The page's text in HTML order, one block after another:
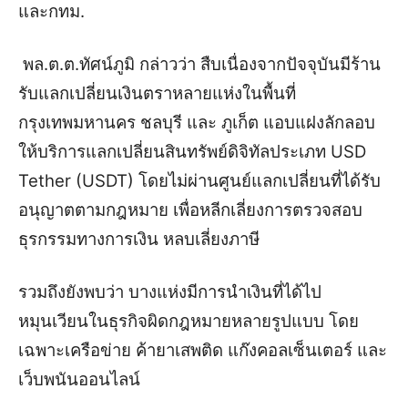
และกทม.
พล.ต.ต.ทัศน์ภูมิ กล่าวว่า สืบเนื่องจากปัจจุบันมีร้าน
รับแลกเปลี่ยนเงินตราหลายแห่งในพื้นที่
กรุงเทพมหานคร ชลบุรี และ ภูเก็ต แอบแฝงลักลอบ
ให้บริการแลกเปลี่ยนสินทรัพย์ดิจิทัลประเภท USD
Tether (USDT) โดยไม่ผ่านศูนย์แลกเปลี่ยนที่ได้รับ
อนุญาตตามกฎหมาย เพื่อหลีกเลี่ยงการตรวจสอบ
ธุรกรรมทางการเงิน หลบเลี่ยงภาษี
รวมถึงยังพบว่า บางแห่งมีการนำเงินที่ได้ไป
หมุนเวียนในธุรกิจผิดกฎหมายหลายรูปแบบ โดย
เฉพาะเครือข่าย ค้ายาเสพติด แก๊งคอลเซ็นเตอร์ และ
เว็บพนันออนไลน์